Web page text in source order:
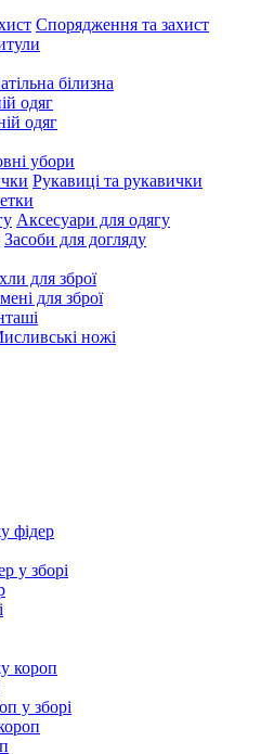
Спорядження та захист
білизна
одяг
одяг
убори
Рукавиці та рукавички
Аксесуари для одягу
Засоби для догляду
для зброї
для зброї
ножі
фідер
у зборі
короп
у зборі